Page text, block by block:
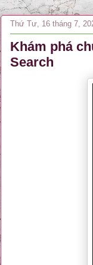
Thứ Tư, 16 tháng 7,
Khám phá
Search